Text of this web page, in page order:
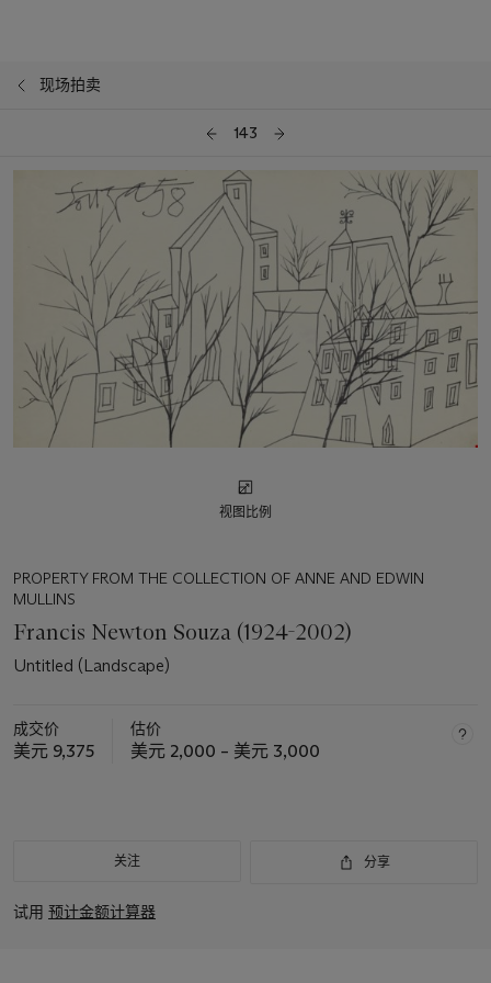
现场拍卖
143
视图比例
PROPERTY FROM THE COLLECTION OF ANNE AND EDWIN
MULLINS
Francis Newton Souza (1924-2002)
Untitled (Landscape)
成交价
美元 9,375
估价
美元 2,000 – 美元 3,000
关注 分享
试用 预计金额计算器